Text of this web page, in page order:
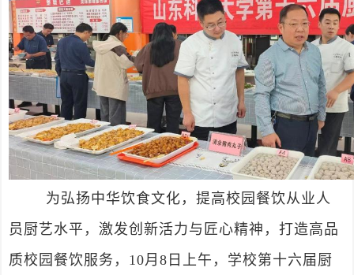
为弘扬中华饮食文化，提高校园餐饮从业人
员厨艺水平，激发创新活力与匠心精神，打造高品
质校园餐饮服务，10月8日上午，学校第十六届厨